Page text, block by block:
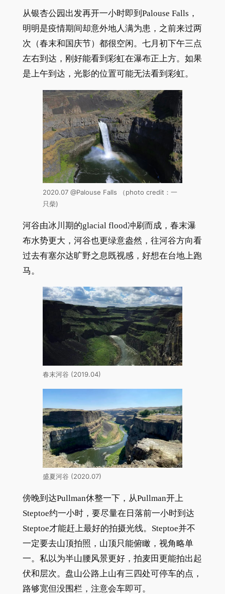
从银杏公园出发再开一小时即到Palouse Falls，
明明是疫情期间却意外地人满为患，之前来过两
次（春末和国庆节）都很空闲。七月初下午三点
左右到达，刚好能看到彩虹在瀑布正上方。如果
是上午到达，光影的位置可能无法看到彩虹。
2020.07 @Palouse Falls （photo credit：一
只柴)
河谷由冰川期的glacial flood冲刷而成，春末瀑
布水势更大，河谷也更绿意盎然，往河谷方向看
过去有塞尔达旷野之息既视感，好想在台地上跑
马。
春末河谷 (2019.04)
盛夏河谷 (2020.07)
傍晚到达Pullman休整一下，从Pullman开上
Steptoe约一小时，要尽量在日落前一小时到达
Steptoe才能赶上最好的拍摄光线。Steptoe并不
一定要去山顶拍照，山顶只能俯瞰，视角略单
一。私以为半山腰风景更好，拍麦田更能拍出起
伏和层次。盘山公路上山有三四处可停车的点，
路够宽但没围栏，注意会车即可。